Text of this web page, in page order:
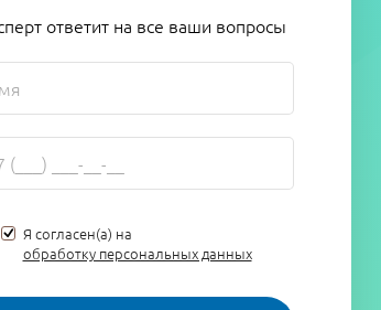
ответит на все ваши вопросы
Я согласен(а) на
обработку персональных данных